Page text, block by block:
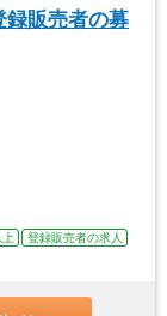
録販売者の募
上
登録販売者の求人